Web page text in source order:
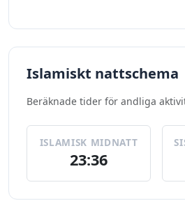
Islamiskt nattschema
Beräknade tider för andliga
ISLAMISK MIDNATT
23:36